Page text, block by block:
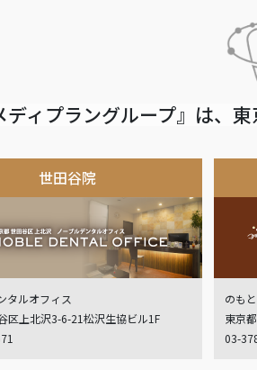
ディプラングループ』は、
世田谷院
タルオフィス
区上北沢3-6-21松沢生協ビル1F
のも
東京
03-